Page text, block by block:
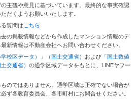
主観や意見に基づいています。最終的な事実確認
だくようお願いいたします。
質問はこちら
の掲載情報などから作成したマンション情報のデ
新情報は不動産会社へお問い合わせください。
校区データ）」（国土交通省） および 「国土数値
交通省） の通学区域データをもとに、LINEヤフー
のではありません。通学区域は正確でない場合が
ず各教育委員会、各市町村にお問合せください。